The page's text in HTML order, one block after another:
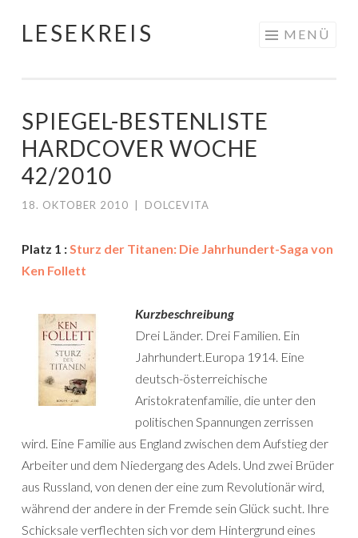
Springe
LESEKREIS MENÜ
SPIEGEL-BESTENLISTE
HARDCOVER WOCHE
42/2010
18. OKTOBER 2010 DOLCEVITA
Platz 1 :Sturz der Titanen: Die Jahrhundert-Saga von
Ken Follett
Kurzbeschreibung
Drei Länder. Drei Familien. Ein
Jahrhundert.Europa 1914. Eine
deutsch-österreichische
Aristokratenfamilie, die unter den
politischen Spannungen zerrissen
wird. Eine Familie aus England zwischen dem Aufstieg der
Arbeiter und dem Niedergang des Adels. Und zwei Brüder
aus Russland, von denen der eine zum Revolutionär wird,
während der andere in der Fremde sein Glück sucht. Ihre
Schicksale verflechten sich vor dem Hintergrund eines